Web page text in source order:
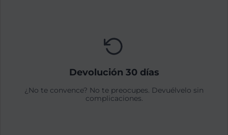
Devolución 30 días
¿No te convence? No te preocupes. Devuélvelo sin
complicaciones.